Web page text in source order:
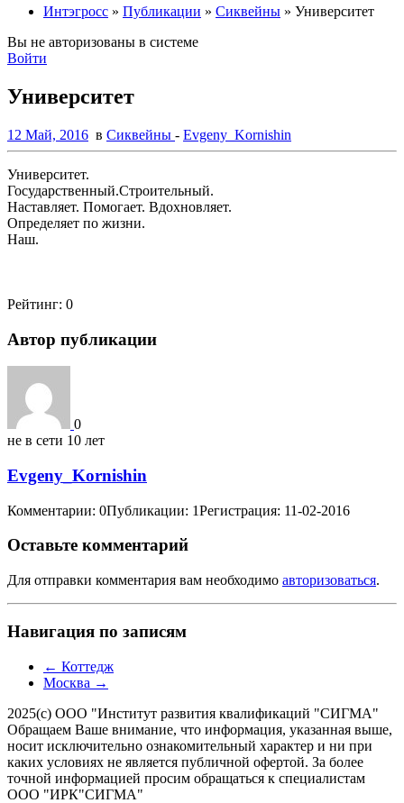
Интэгросс » Публикации » Сиквейны » Университет
Вы не авторизованы в системе
Войти
Университет
12 Май, 2016 в Сиквейны - Evgeny_Kornishin
Университет.
Государственный.Строительный.
Наставляет. Помогает. Вдохновляет.
Определяет по жизни.
Наш.
Рейтинг: 0
Автор публикации
0
не в сети 10 лет
Evgeny_Kornishin
Комментарии: 0Публикации: 1Регистрация: 11-02-2016
Оставьте комментарий
Для отправки комментария вам необходимо авторизоваться.
Навигация по записям
← Коттедж
Москва →
2025(с) ООО "Институт развития квалификаций "СИГМА"
Обращаем Ваше внимание, что информация, указанная выше,
носит исключительно ознакомительный характер и ни при
каких условиях не является публичной офертой. За более
точной информацией просим обращаться к специалистам
ООО "ИРК"СИГМА"